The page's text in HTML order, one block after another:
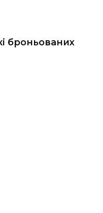
броньованих